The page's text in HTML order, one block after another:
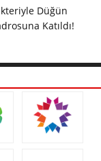
Düğün
Katıldı!